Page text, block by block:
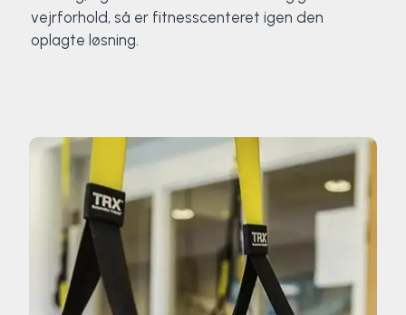
vejrforhold, så er fitnesscenteret igen den
oplagte løsning.